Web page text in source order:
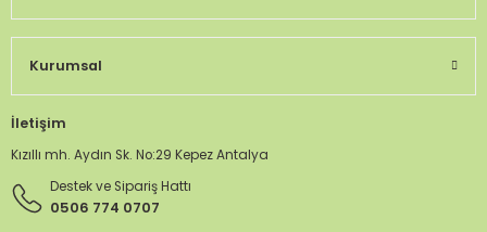
Kurumsal
İletişim
Kızıllı mh. Aydın Sk. No:29 Kepez Antalya
Destek ve Sipariş Hattı
0506 774 0707